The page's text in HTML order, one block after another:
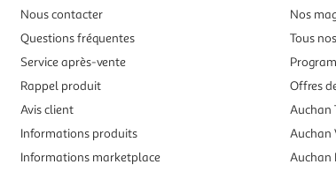
Nous contacter
Questions fréquentes
Service après-vente
Rappel produit
Avis client
Informations produits
Informations marketplace
Nos
Tous
Offres
Auchan
Auchan
Auchan